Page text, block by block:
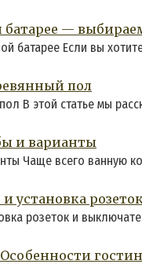
—
батарее Если вы
пол
В этой статье мы
и варианты
Чаще всего ванную
установка
розеток и